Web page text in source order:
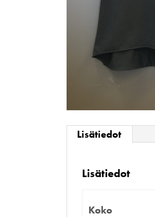
Lisätiedot
Lisätiedot
Koko